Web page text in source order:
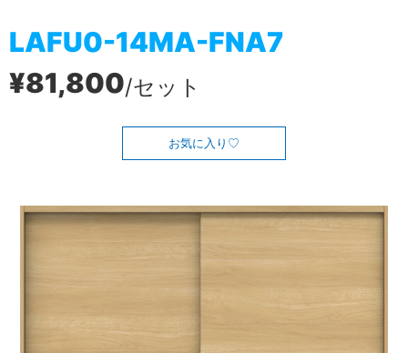
LAFU0-14MA-FNA7
¥81,800/セット
お気に入り